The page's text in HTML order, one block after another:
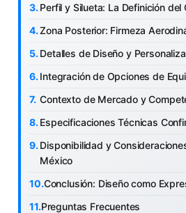
Perfil y Silueta: La Definición del
Zona Posterior: Firmeza
Detalles de Diseño y
Integración de Opciones de
Contexto de Mercado y
Especificaciones Técnicas
Disponibilidad y
México
Conclusión: Diseño como
Preguntas Frecuentes